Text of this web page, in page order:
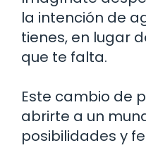
la intención de
tienes, en lugar
que te falta.
Este cambio de
abrirte a un
posibilidades y